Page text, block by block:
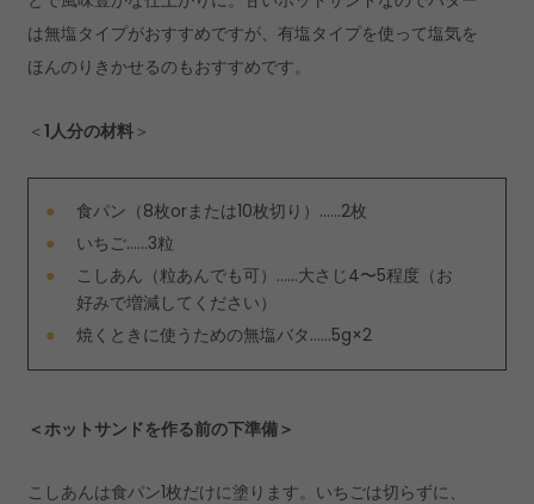
は無塩タイプがおすすめですが、有塩タイプを使って塩気を
ほんのりきかせるのもおすすめです。
＜1人分の材料＞
食パン（8枚orまたは10枚切り）……2枚
いちご……3粒
こしあん（粒あんでも可）……大さじ4〜5程度（お
好みで増減してください）
焼くときに使うための無塩バタ……5g×2
＜ホットサンドを作る前の下準備＞
こしあんは食パン1枚だけに塗ります。いちごは切らずに、